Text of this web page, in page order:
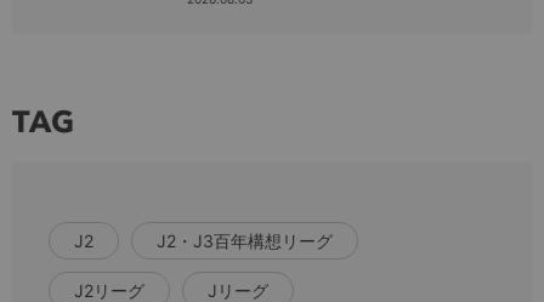
TAG
J2 J2・J3百年構想リーグ
J2リーグ Jリーグ